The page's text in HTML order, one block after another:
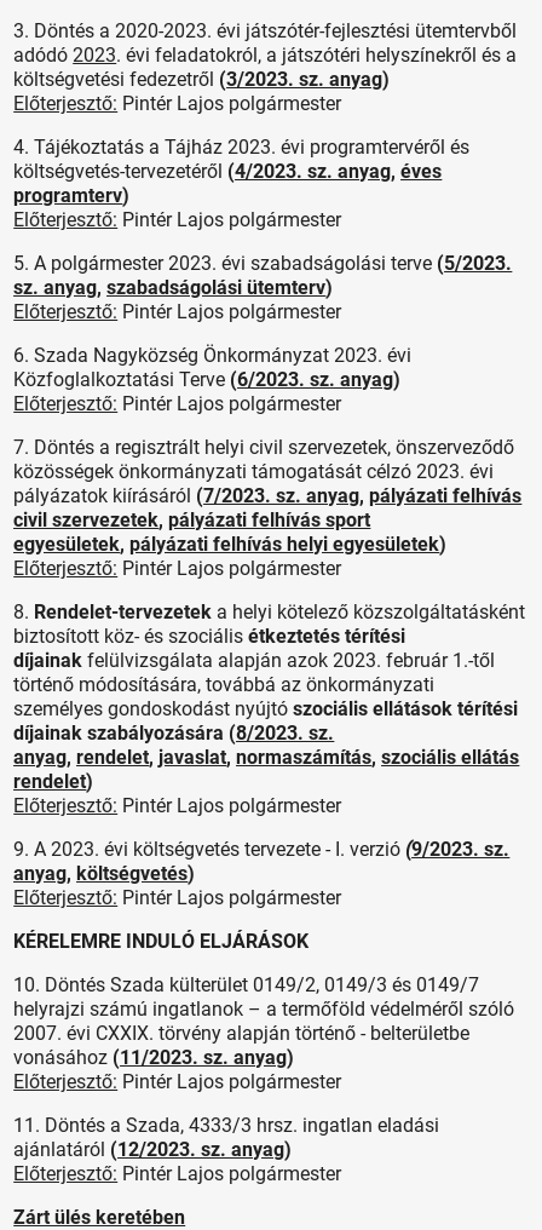
3. Döntés a 2020-2023. évi játszótér-fejlesztési ütemtervből
adódó2023. évi feladatokról, a játszótéri helyszínekről és a
költségvetési fedezetről (3/2023. sz. anyag)
Előterjesztő: Pintér Lajos polgármester
4. Tájékoztatás a Tájház 2023. évi programtervéről és
költségvetés-tervezetéről (4/2023. sz. anyag,éves
programterv)
Előterjesztő: Pintér Lajos polgármester
5. A polgármester 2023. évi szabadságolási terve (5/2023.
sz. anyag,szabadságolási ütemterv)
Előterjesztő: Pintér Lajos polgármester
6. Szada Nagyközség Önkormányzat 2023. évi
Közfoglalkoztatási Terve (6/2023. sz. anyag)
Előterjesztő: Pintér Lajos polgármester
7. Döntés a regisztrált helyi civil szervezetek, önszerveződő
közösségek önkormányzati támogatását célzó 2023. évi
pályázatok kiírásáról (7/2023. sz. anyag,pályázati felhívás
civil szervezetek,pályázati felhívás sport
egyesületek,pályázati felhívás helyi egyesületek)
Előterjesztő: Pintér Lajos polgármester
8. Rendelet-tervezetek a helyi kötelező közszolgáltatásként
biztosított köz- és szociálisétkeztetés térítési
díjainak felülvizsgálata alapján azok 2023. február 1.-től
történő módosítására, továbbá az önkormányzati
személyes gondoskodást nyújtószociális ellátások térítési
díjainak szabályozására (8/2023. sz.
anyag,rendelet, javaslat,normaszámítás,szociális ellátás
rendelet)
Előterjesztő: Pintér Lajos polgármester
9. A 2023. évi költségvetés tervezete - I. verzió (9/2023. sz.
anyag,költségvetés)
Előterjesztő: Pintér Lajos polgármester
KÉRELEMRE INDULÓ ELJÁRÁSOK
10. Döntés Szada külterület 0149/2, 0149/3 és 0149/7
helyrajzi számú ingatlanok – a termőföld védelméről szóló
2007. évi CXXIX. törvény alapján történő - belterületbe
vonásához (11/2023. sz. anyag)
Előterjesztő: Pintér Lajos polgármester
11. Döntés a Szada, 4333/3 hrsz. ingatlan eladási
ajánlatáról (12/2023. sz. anyag)
Előterjesztő: Pintér Lajos polgármester
Zárt ülés keretében